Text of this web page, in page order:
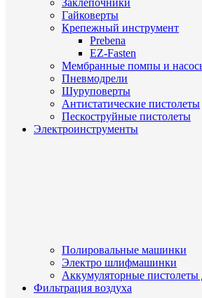
Заклепочники
Гайковерты
Крепежный инструмент
Prebena
EZ-Fasten
Мембранные помпы и
Пневмодрели
Шуруповерты
Антистатические пистолеты
Пескоструйные пистолеты
Электроинструменты
Полировальные машинки
Электро шлифмашинки
Аккумуляторные пистолеты
Фильтрация воздуха